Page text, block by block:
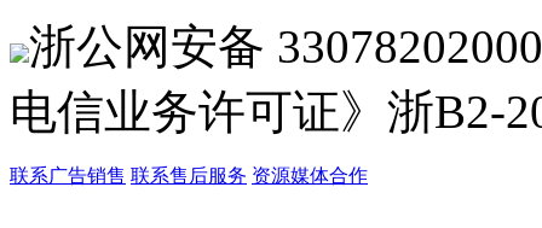
浙公网安备
电信业务许可证》浙B2-
联系广告销售 联系售后服务 资源媒体合作